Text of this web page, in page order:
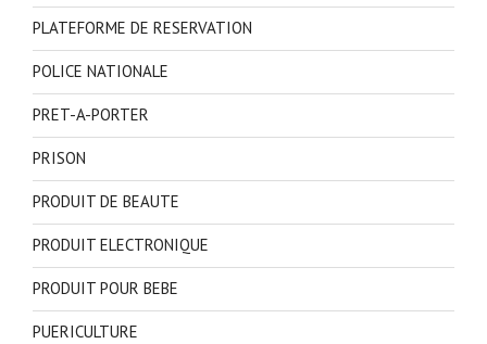
PLATEFORME DE RESERVATION
POLICE NATIONALE
PRET-A-PORTER
PRISON
PRODUIT DE BEAUTE
PRODUIT ELECTRONIQUE
PRODUIT POUR BEBE
PUERICULTURE